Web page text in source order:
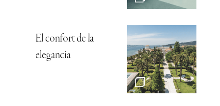
El confort de la
elegancia